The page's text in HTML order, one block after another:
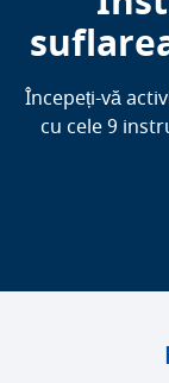
Începeți-vă
cu cele 9